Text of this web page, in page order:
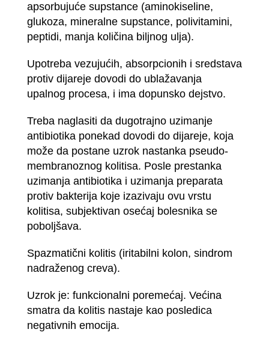
apsorbujuće supstance (aminokiseline,
glukoza, mineralne supstance, polivitamini,
peptidi, manja količina biljnog ulja).
Upotreba vezujućih, absorpcionih i sredstava
protiv dijareje dovodi do ublažavanja
upalnog procesa, i ima dopunsko dejstvo.
Treba naglasiti da dugotrajno uzimanje
antibiotika ponekad dovodi do dijareje, koja
može da postane uzrok nastanka pseudo-
membranoznog kolitisa. Posle prestanka
uzimanja antibiotika i uzimanja preparata
protiv bakterija koje izazivaju ovu vrstu
kolitisa, subjektivan osećaj bolesnika se
poboljšava.
Spazmatični kolitis (iritabilni kolon, sindrom
nadraženog creva).
Uzrok je: funkcionalni poremećaj. Većina
smatra da kolitis nastaje kao posledica
negativnih emocija.